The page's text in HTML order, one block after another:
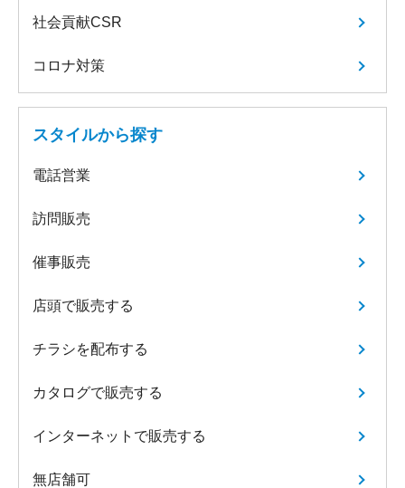
社会貢献CSR
コロナ対策
スタイルから探す
電話営業
訪問販売
催事販売
店頭で販売する
チラシを配布する
カタログで販売する
インターネットで販売する
無店舗可